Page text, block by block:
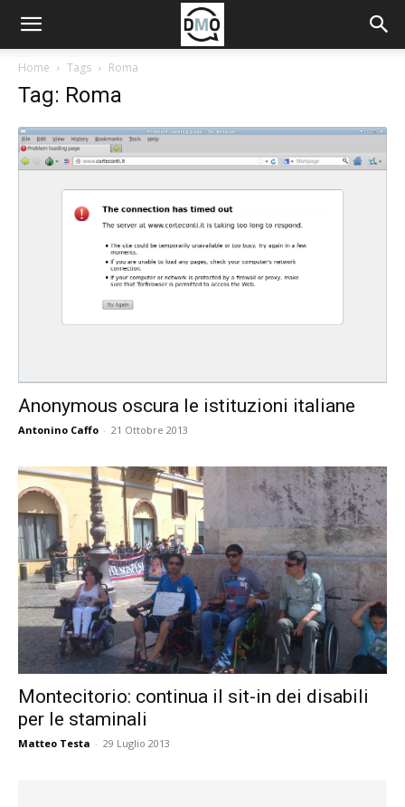
Home Tags Roma
Tag: Roma
Anonymous oscura le istituzioni italiane
Antonino Caffo - 21 Ottobre 2013
Montecitorio: continua il sit-in dei disabili
per le staminali
Matteo Testa - 29 Luglio 2013